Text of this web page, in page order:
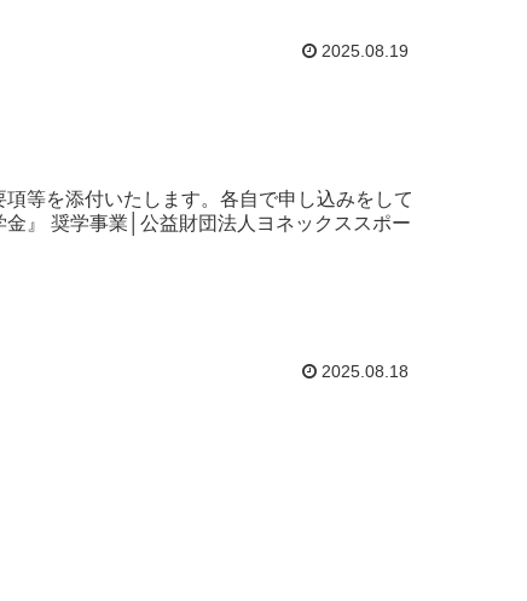
2025.08.19
等を添付いたします。各自で申し込みをして
』 奨学事業│公益財団法人ヨネックススポー
2025.08.18